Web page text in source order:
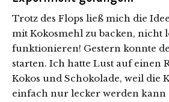
Trotz des Flops ließ mich die
mit Kokosmehl zu backen, nicht
funktionieren! Gestern konnte
starten. Ich hatte Lust auf einen
Kokos und Schokolade, weil die
einfach nur lecker werden kann